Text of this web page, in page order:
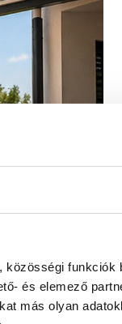
funkciók
és elemező
más olyan